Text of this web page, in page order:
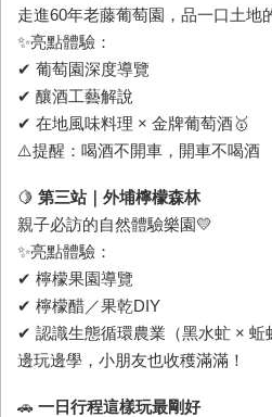
走進60年老藤葡萄園，品一口土地
✨亮點體驗：
✔ 葡萄園深度導覽
✔ 釀酒工藝解說
✔ 在地風味料理 × 金牌葡萄酒🥇
⚠️提醒：喝酒不開車，開車不喝酒
🍋 第三站｜外埔檸檬森林
親子必訪的自然體驗樂園💛
✨亮點體驗：
✔ 檸檬果園導覽
✔ 檸檬醋／果乾DIY
✔ 認識生態循環農業（黑水虻 × 蚯
邊玩邊學，小朋友也收穫滿滿！
🚗 一日行程這樣玩最剛好